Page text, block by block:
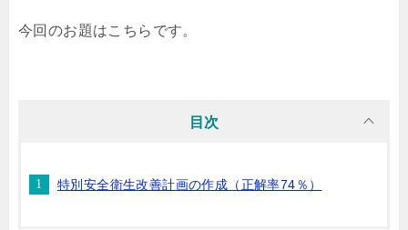
今回のお題はこちらです。
目次
特別安全衛生改善計画の作成（正解率74％）